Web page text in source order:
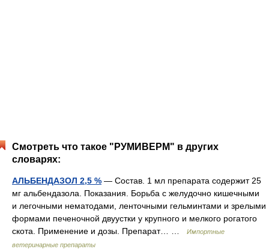
Смотреть что такое "РУМИВЕРМ" в других
словарях:
АЛЬБЕНДАЗОЛ 2,5 % — Состав. 1 мл препарата содержит 25
мг альбендазола. Показания. Борьба с желудочно кишечными
и легочными нематодами, ленточными гельминтами и зрелыми
формами печеночной двуустки у крупного и мелкого рогатого
скота. Применение и дозы. Препарат… …
Импортные
ветеринарные препараты